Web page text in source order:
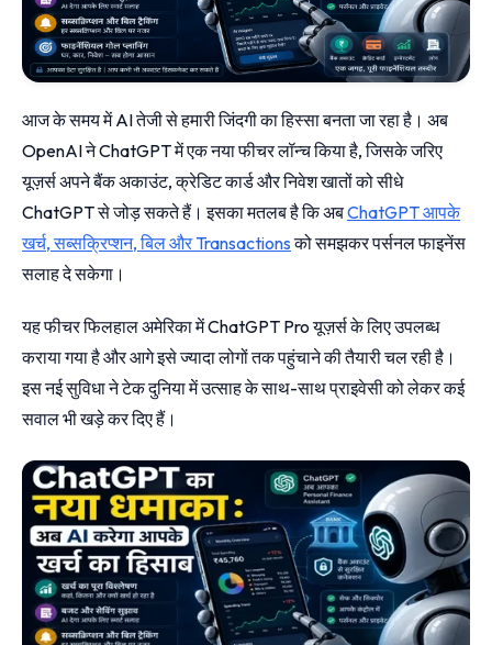
आज के समय में AI तेजी से हमारी जिंदगी का हिस्सा बनता जा रहा है। अब
OpenAI ने ChatGPT में एक नया फीचर लॉन्च किया है, जिसके जरिए
यूज़र्स अपने बैंक अकाउंट, क्रेडिट कार्ड और निवेश खातों को सीधे
ChatGPT से जोड़ सकते हैं। इसका मतलब है कि अबChatGPT आपके
खर्च, सब्सक्रिप्शन, बिल और Transactionsको समझकर पर्सनल फाइनेंस
सलाह दे सकेगा।
यह फीचर फिलहाल अमेरिका में ChatGPT Pro यूज़र्स के लिए उपलब्ध
कराया गया है और आगे इसे ज्यादा लोगों तक पहुंचाने की तैयारी चल रही है।
इस नई सुविधा ने टेक दुनिया में उत्साह के साथ-साथ प्राइवेसी को लेकर कई
सवाल भी खड़े कर दिए हैं।